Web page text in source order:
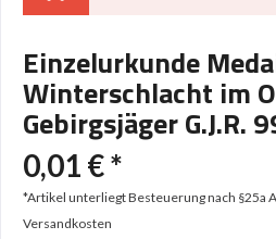
Einzelurkunde
Winterschlacht im
Gebirgsjäger G.J.R.
0,01 € *
*Artikel unterliegt Besteuerung nach §25a
Versandkosten